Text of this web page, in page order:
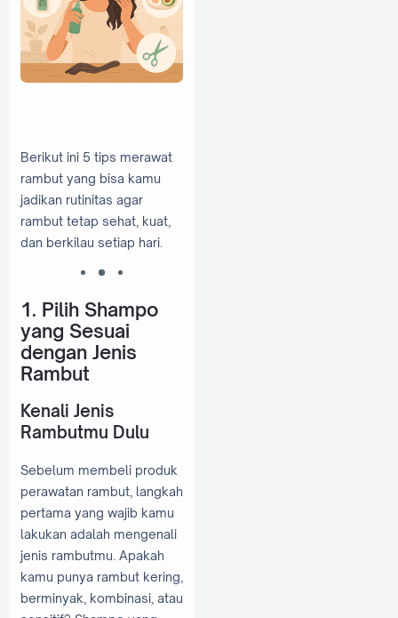
Berikut ini 5 tips merawat
rambut yang bisa kamu
jadikan rutinitas agar
rambut tetap sehat, kuat,
dan berkilau setiap hari.
1. Pilih Shampo
yang Sesuai
dengan Jenis
Rambut
Kenali Jenis
Rambutmu Dulu
Sebelum membeli produk
perawatan rambut, langkah
pertama yang wajib kamu
lakukan adalah mengenali
jenis rambutmu. Apakah
kamu punya rambut kering,
berminyak, kombinasi, atau